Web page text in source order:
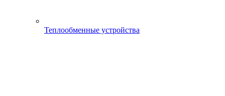
Теплообменные устройства